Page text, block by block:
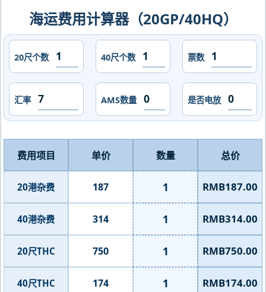
海运费用计算器（20GP/40HQ）
20尺个数 40尺个数 票数
汇率 AMS数量 是否电放
费用项目 单价 数量 总价
20港杂费 187 1 RMB187.00
40港杂费 314 1 RMB314.00
20尺THC 750 1 RMB750.00
40尺THC 174 1 RMB174.00